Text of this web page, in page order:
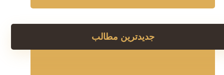
جدیدترین مطالب